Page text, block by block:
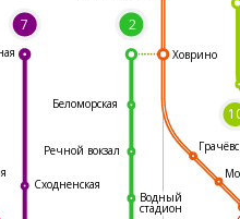
7 2
Ховрино
Водный
стадион
Сходненская
Речной вокзал
Беломорская